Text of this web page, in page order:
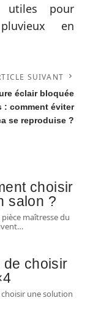
utiles pour
en
SUIVANT
éclair bloquée
: comment éviter
se reproduise ?
choisir
salon ?
maîtresse du
…
de choisir
choisir une solution